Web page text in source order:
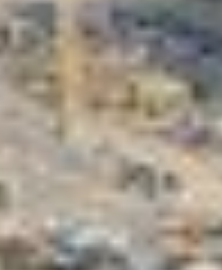
Ohje
English